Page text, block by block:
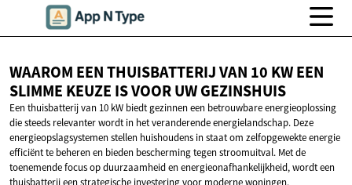
WAAROM EEN THUISBATTERIJ VAN 10 KW EEN
SLIMME KEUZE IS VOORUW GEZINSHUIS
Een thuisbatterij van 10 kW biedt gezinnen een betrouwbare energieoplossing
die steeds relevanter wordt in het veranderende energielandschap. Deze
energieopslagsystemen stellen huishoudens in staat om zelfopgewekte energie
efficiënt te beheren en bieden bescherming tegen stroomuitval. Met de
toenemende focus op duurzaamheid en energieonafhankelijkheid, wordt een